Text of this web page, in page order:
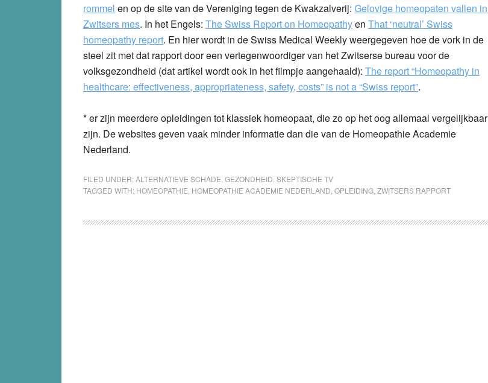
rommel en op de site van de Vereniging tegen de Kwakzalverij: Gelovige homeopaten vallen in
Zwitsers mes. In het Engels: The Swiss Report on Homeopathyen That ‘neutral’ Swiss
homeopathy report. En hier wordt in de Swiss Medical Weekly weergegeven hoe de vork in de
steel zit met dat rapport door een vertegenwoordiger van het Zwitserse bureau voor de
volksgezondheid (dat artikel wordt ook in het filmpje aangehaald): The report “Homeopathy in
healthcare: effectiveness, appropriateness, safety, costs” is not a “Swiss report”.
* er zijn meerdere opleidingen tot klassiek homeopaat, die zo op het oog allemaal vergelijkbaar
zijn. De websites geven vaak minder informatie dan die van de Homeopathie Academie
Nederland.
FILED UNDER:ALTERNATIEVE SCHADE GEZONDHEID SKEPTISCHE TV
TAGGED WITH: HOMEOPATHIE HOMEOPATHIE ACADEMIE NEDERLAND OPLEIDING ZWITSERS RAPPORT